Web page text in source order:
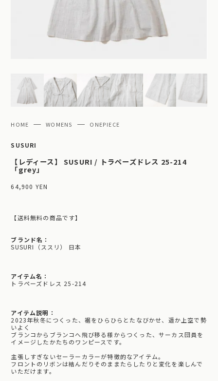
HOME WOMENS ONEPIECE
SUSURI
【レディース】 SUSURI / トラペーズドレス 25-214
「grey」
64,900 YEN
【送料無料の商品です】
ブランド名：
SUSURI（ススリ） 日本
アイテム名：
トラペーズドレス 25-214
アイテム説明：
2023年秋冬につくった、裾をひらひらとたなびかせ、遥か上空で勢
いよく
ブランコからブランコへ飛び移る様からつくった、サーカス団員を
イメージしたかたちのワンピースです。
主張しすぎないセーラーカラーが特徴的なアイテム。
フロントのリボンは結んだりそのままたらしたりと変化を楽しんで
いただけます。